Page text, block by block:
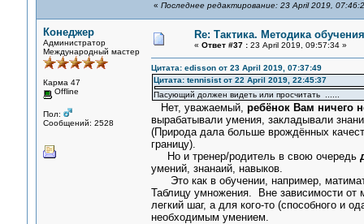
« Последнее редактирование: 23 April 2019,
Конеджер
Администратор
Международный мастер
Карма 47
Offline
Пол:
Сообщений: 2528
Re: Тактика. Методика обучения
« Ответ #37 :23 April 2019, 09:57:34 »
Цитата: edisson от 23 April 2019, 07:37:49
Цитата: tennisist от 22 April 2019, 22:45:37
Пасующий должен видеть или просчитать ......
Нет, уважаемый, ребёнок Вам ничего
вырабатывали умения, закладывали
(Природа дала больше врождённых
границу).
Но и тренер/родитель в свою очередь
умений, знанаий, навыков.
Это как в обучении, например,
Таблицу умножения. Вне зависимости от
легкий шаг, а для кого-то (способного и
необходимым умением.